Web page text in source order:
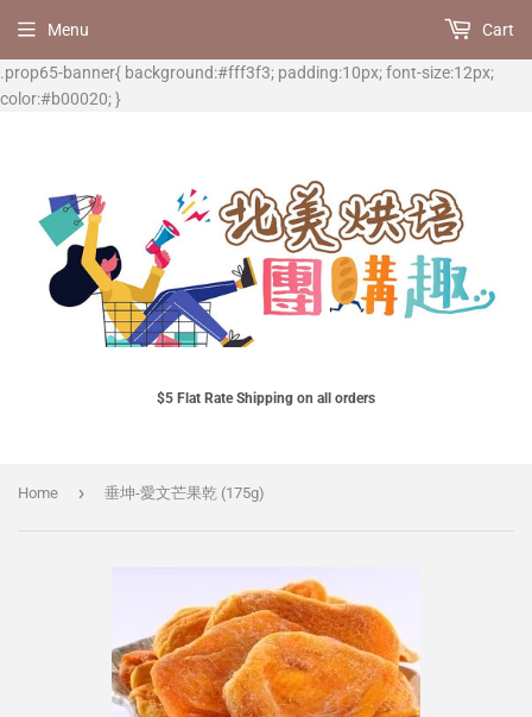
.prop65-banner{ background:#fff3f3; padding:10px; font-size:12px;
color:#b00020; }
$5 Flat Rate Shipping on all orders
Menu Cart
Home › 垂坤-愛文芒果乾 (175g)